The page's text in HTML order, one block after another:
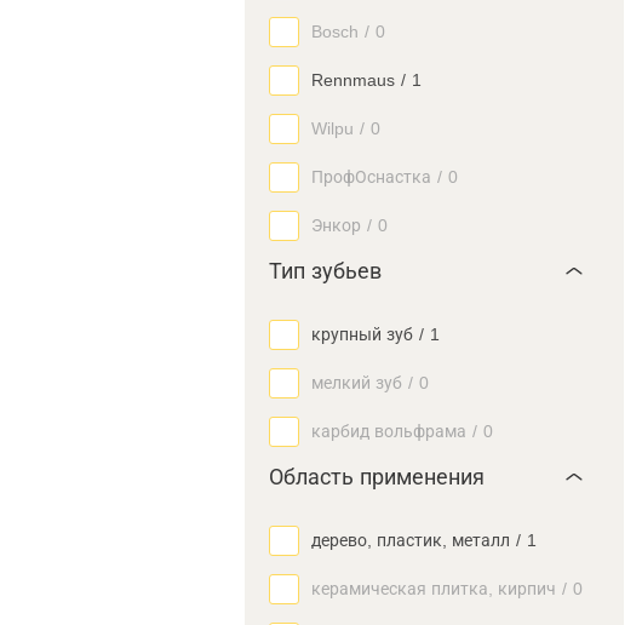
Bosch / 0
Rennmaus / 1
Wilpu / 0
ПрофОснастка / 0
Энкор / 0
Тип зубьев
крупный зуб / 1
мелкий зуб / 0
карбид вольфрама / 0
Область применения
дерево, пластик, металл / 1
керамическая плитка, кирпич / 0